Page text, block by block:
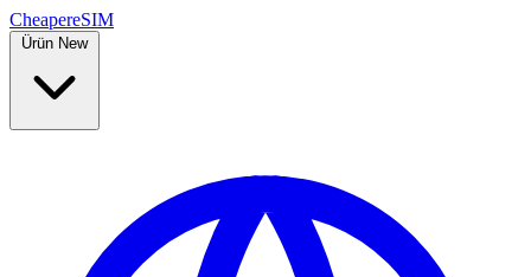
CheapereSIM
Ürün New